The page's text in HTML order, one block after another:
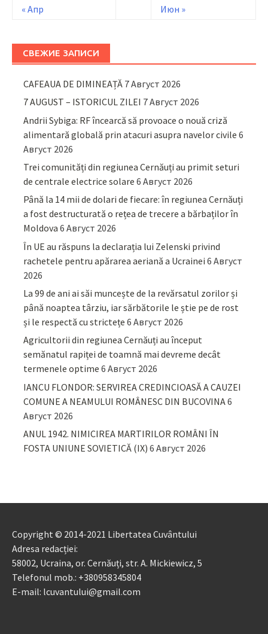
« Апр Июн »
СВЕЖИЕ ЗАПИСИ
CAFEAUA DE DIMINEAȚĂ 7 Август 2026
7 AUGUST – ISTORICUL ZILEI 7 Август 2026
Andrii Sybiga: RF încearcă să provoace o nouă criză
alimentară globală prin atacuri asupra navelor civile 6
Август 2026
Trei comunități din regiunea Cernăuți au primit seturi
de centrale electrice solare 6 Август 2026
Până la 14 mii de dolari de fiecare: în regiunea Cernăuți
a fost destructurată o rețea de trecere a bărbaților în
Moldova 6 Август 2026
În UE au răspuns la declarația lui Zelenski privind
rachetele pentru apărarea aeriană a Ucrainei 6 Август
2026
La 99 de ani ai săi muncește de la revărsatul zorilor și
până noaptea târziu, iar sărbătorile le știe pe de rost
și le respectă cu strictețe 6 Август 2026
Agricultorii din regiunea Cernăuți au început
semănatul rapiței de toamnă mai devreme decât
termenele optime 6 Август 2026
IANCU FLONDOR: SERVIREA CREDINCIOASĂ A CAUZEI
COMUNE A NEAMULUI ROMÂNESC DIN BUCOVINA6
Август 2026
ANUL 1942. NIMICIREA MARTIRILOR ROMÂNI ÎN
FOSTA UNIUNE SOVIETICĂ (IX) 6 Август 2026
Copyright © 2014-2021 Libertatea Cuvântului
Adresa redacției:
58002, Ucraina, or. Cernăuți, str. A. Mickiewicz, 5
Telefonul mob.: +380958345804
E-mail: lcuvantului@gmail.com